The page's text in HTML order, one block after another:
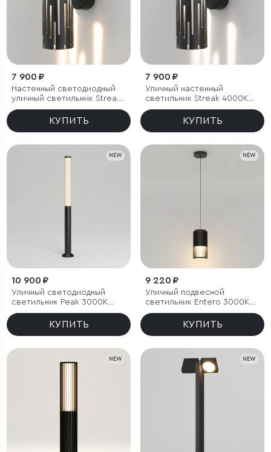
7 900 ₽
Настенный светодиодный
уличный светильник Streak
3000K IP65
КУПИТЬ
7 900 ₽
Уличный настенный
светильник Streak 4000K
IP65
КУПИТЬ
NEW
10 900 ₽
Уличный светодиодный
светильник Peak 3000K
черный IP54
КУПИТЬ
NEW
9 220 ₽
Уличный подвесной
светильник Entero 3000K
IP54
КУПИТЬ
NEW NEW